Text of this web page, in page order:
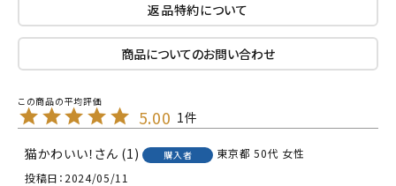
返品特約について
商品についてのお問い合わせ
5.00 1
猫かわいい！ 1 購入者 東京都 50代 女性
投稿日 2024/05/11